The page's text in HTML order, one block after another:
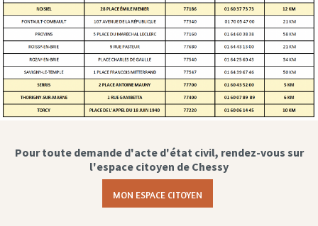
Pour toute demande d'acte d'état civil, rendez-vous sur
l'espace citoyen de Chessy
MON ESPACE CITOYEN